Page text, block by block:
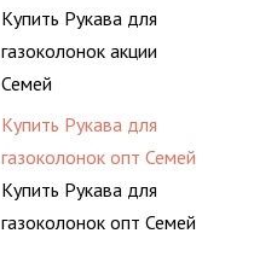
Купить Рукава для
газоколонок акции
Семей
Купить Рукава для
газоколонок опт Семей
Купить Рукава для
газоколонок опт Семей